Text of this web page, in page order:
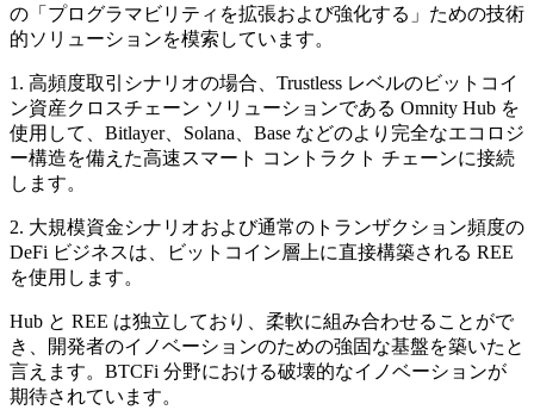
の「プログラマビリティを拡張および強化する」ための技術
的ソリューションを模索しています。
1. 高頻度取引シナリオの場合、Trustless レベルのビットコイ
ン資産クロスチェーン ソリューションである Omnity Hub を
使用して、Bitlayer、Solana、Base などのより完全なエコロジ
ー構造を備えた高速スマート コントラクト チェーンに接続
します。
2. 大規模資金シナリオおよび通常のトランザクション頻度の
DeFi ビジネスは、ビットコイン層上に直接構築される REE
を使用します。
Hub と REE は独立しており、柔軟に組み合わせることがで
き、開発者のイノベーションのための強固な基盤を築いたと
言えます。BTCFi 分野における破壊的なイノベーションが
期待されています。